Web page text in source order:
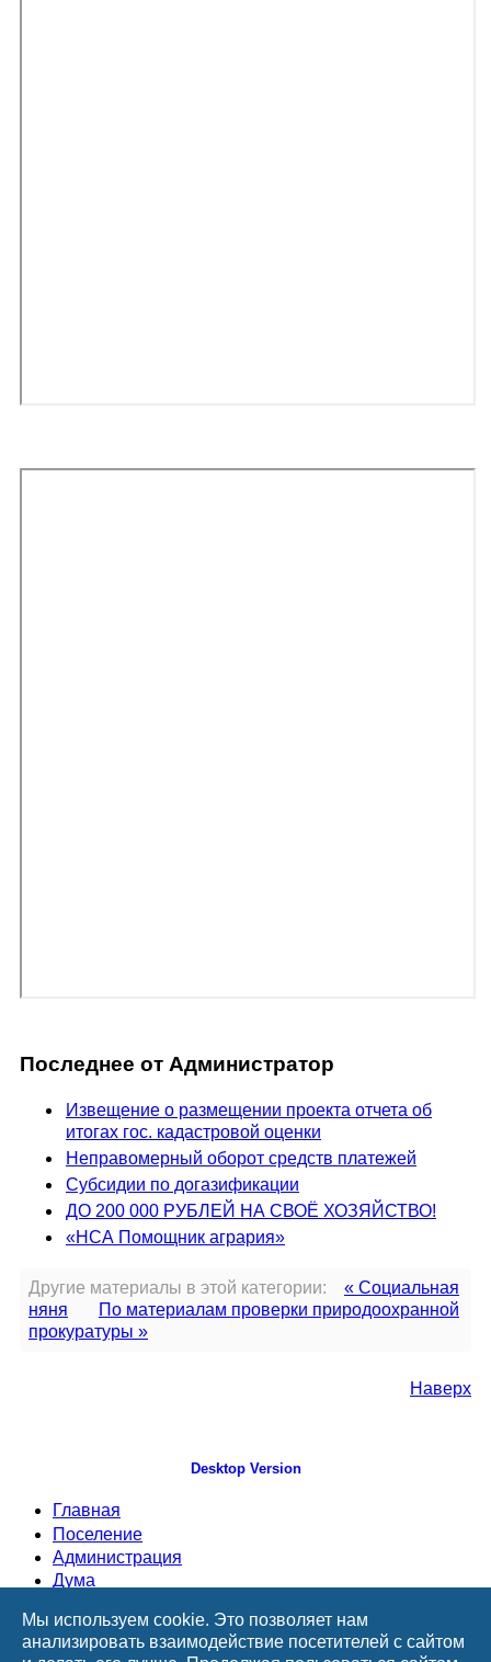
Последнее от Администратор
Извещение о размещении проекта отчета об
итогах гос. кадастровой оценки
Неправомерный оборот средств платежей
Субсидии по догазификации
ДО 200 000 РУБЛЕЙ НА СВОЁ ХОЗЯЙСТВО!
«НСА Помощник агрария»
Другие материалы в этой категории:
« Социальная
няня
По материалам проверки природоохранной
прокуратуры »
Наверх
Desktop Version
Главная
Поселение
Администрация
Дума
Информация
Мы используем cookie. Это позволяет нам
анализировать взаимодействие посетителей с сайтом